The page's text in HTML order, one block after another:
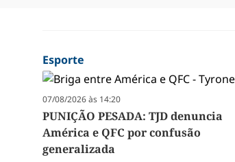
Esporte
07/08/2026 às 14:20
PUNIÇÃO PESADA: TJD denuncia
América e QFC por confusão
generalizada